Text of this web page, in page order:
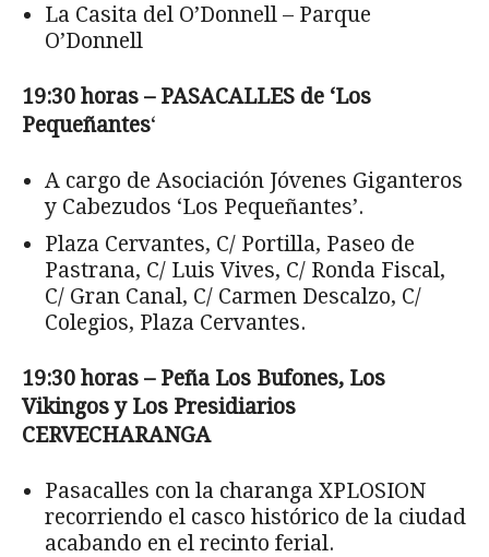
La Casita del O’Donnell – Parque
O’Donnell
19:30 horas – PASACALLES de ‘Los
Pequeñantes‘
A cargo de Asociación Jóvenes Giganteros
y Cabezudos ‘Los Pequeñantes’.
Plaza Cervantes, C/ Portilla, Paseo de
Pastrana, C/ Luis Vives, C/ Ronda Fiscal,
C/ Gran Canal, C/ Carmen Descalzo, C/
Colegios, Plaza Cervantes.
19:30 horas – Peña Los Bufones, Los
Vikingos y Los Presidiarios
CERVECHARANGA
Pasacalles con la charanga XPLOSION
recorriendo el casco histórico de la ciudad
acabando en el recinto ferial.